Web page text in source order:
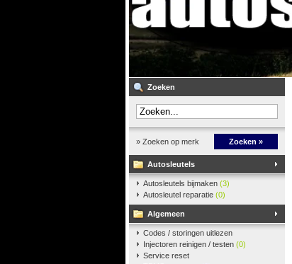
Zoeken
» Zoeken op merk Zoeken »
Autosleutels
Autosleutels bijmaken (3)
Autosleutel reparatie (0)
Algemeen
Codes / storingen uitlezen
Injectoren reinigen / testen (0)
Service reset